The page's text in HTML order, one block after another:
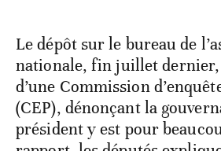
Le dépôt sur le bureau de
nationale, fin juillet
d’une Commission
(CEP), dénonçant la
président y est pour